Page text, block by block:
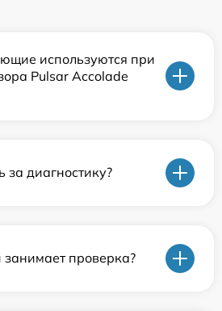
используются при
Pulsar Accolade
за диагностику?
проверка?